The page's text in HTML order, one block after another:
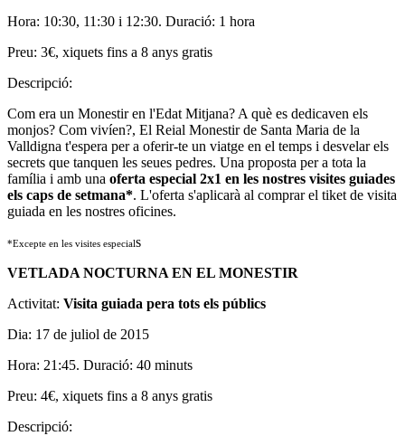
Hora: 10:30, 11:30 i 12:30. Duració: 1 hora
Preu: 3€, xiquets fins a 8 anys gratis
Descripció:
Com era un Monestir en l'Edat Mitjana? A què es dedicaven els
monjos? Com vivíen?, El Reial Monestir de Santa Maria de la
Valldigna t'espera per a oferir-te un viatge en el temps i desvelar els
secrets que tanquen les seues pedres. Una proposta per a tota la
família i amb una oferta especial 2x1 en les nostres visites guiades
els caps de setmana*. L'oferta s'aplicarà al comprar el tiket de visita
guiada en les nostres oficines.
*Excepte en les visites especials
VETLADA NOCTURNA EN EL MONESTIR
Activitat: Visita guiada pera tots els públics
Dia: 17 de juliol de 2015
Hora: 21:45. Duració: 40 minuts
Preu: 4€, xiquets fins a 8 anys gratis
Descripció: